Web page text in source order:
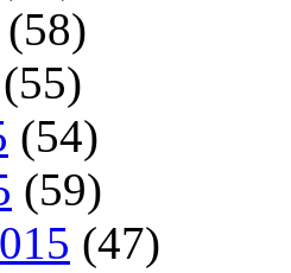
(58)
(55)
(54)
(59)
(47)